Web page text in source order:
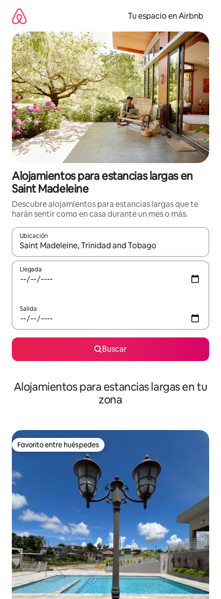
contenido
Tu espacio en Airbnb
Alojamientos para estancias largas en
Saint Madeleine
Descubre alojamientos para estancias largas que te
harán sentir como en casa durante un mes o más.
Ubicación
Cuando los resultados estén disponibles, podrás navegar
Llegada
Salida
Buscar
Alojamientos para estancias largas en tu
zona
Favorito entre huéspedes
Favorito entre huéspedes